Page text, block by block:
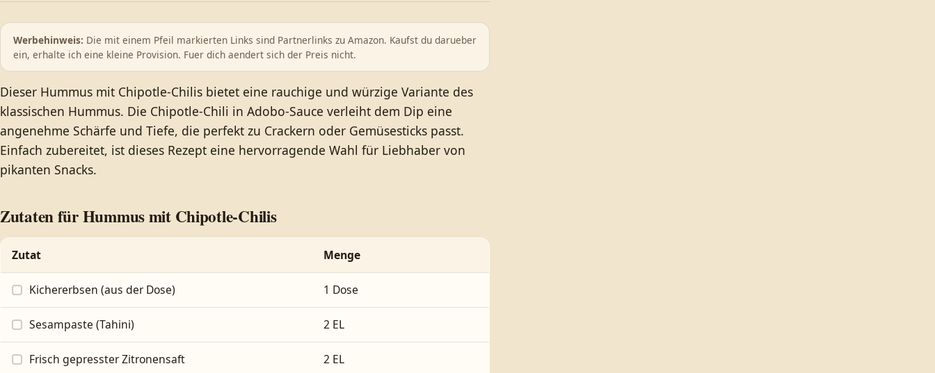
Werbehinweis: Die mit einem Pfeil markierten Links sind Partnerlinks zu Amazon. Kaufst du darueber
ein, erhalte ich eine kleine Provision. Fuer dich aendert sich der Preis nicht.
Dieser Hummus mit Chipotle-Chilis bietet eine rauchige und würzige Variante des
klassischen Hummus. Die Chipotle-Chili in Adobo-Sauce verleiht dem Dip eine
angenehme Schärfe und Tiefe, die perfekt zu Crackern oder Gemüsesticks passt.
Einfach zubereitet, ist dieses Rezept eine hervorragende Wahl für Liebhaber von
pikanten Snacks.
Zutaten für Hummus mit Chipotle-Chilis
Zutat Menge
Kichererbsen (aus der Dose) 1 Dose
Sesampaste (Tahini) 2 EL
Frisch gepresster Zitronensaft 2 EL